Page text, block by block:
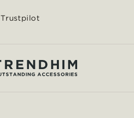
Trustpilot